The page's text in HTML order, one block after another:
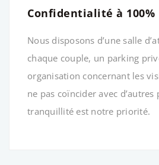
Confidentialité à 100%
Nous disposons d’une salle
chaque couple, un parking
organisation concernant les
ne pas coïncider avec d’autres
tranquillité est notre priorité.